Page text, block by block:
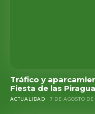
Tráfico y
Fiesta de las
ACTUALIDAD 7 DE AGOSTO